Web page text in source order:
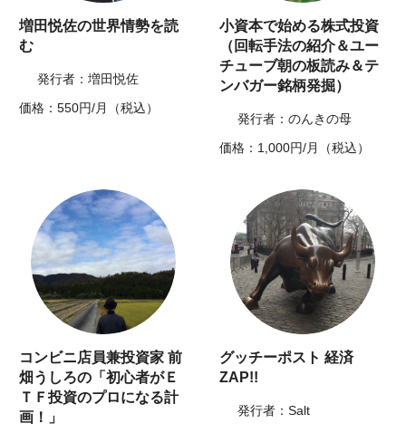
増田悦佐の世界情勢を読
む
発行者：増田悦佐
価格：550円/月（税込）
小資本で始める株式投資
（回転手法の紹介＆ユー
チューブ朝の板読み＆テ
ンバガー銘柄発掘）
発行者：のんきの母
価格：1,000円/月（税込）
コンビニ店員兼投資家 前
畑うしろの「初心者がＥ
ＴＦ投資のプロになる計
画！」
グッチーポスト 経済
ZAP!!
発行者：Salt